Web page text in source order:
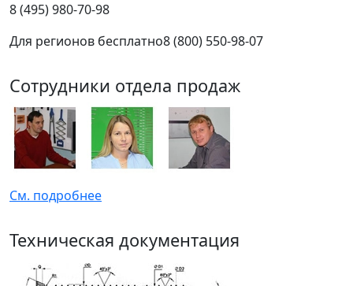
8 (495) 980-70-98
Для регионов бесплатно8 (800) 550-98-07
Сотрудники отдела продаж
См. подробнее
Техническая документация